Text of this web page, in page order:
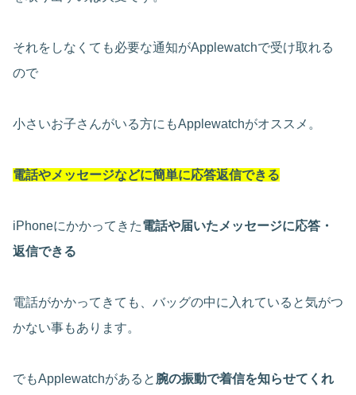
それをしなくても必要な通知がApplewatchで受け取れる
ので
小さいお子さんがいる方にもApplewatchがオススメ。
電話やメッセージなどに簡単に応答返信できる
iPhoneにかかってきた電話や届いたメッセージに応答・
返信できる
電話がかかってきても、バッグの中に入れていると気がつ
かない事もあります。
でもApplewatchがあると 腕の振動で着信を知らせてくれ